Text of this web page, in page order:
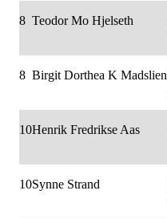
8 Teodor Mo Hjelseth
8 Birgit Dorthea K Madslien
10Henrik Fredrikse Aas
10Synne Strand